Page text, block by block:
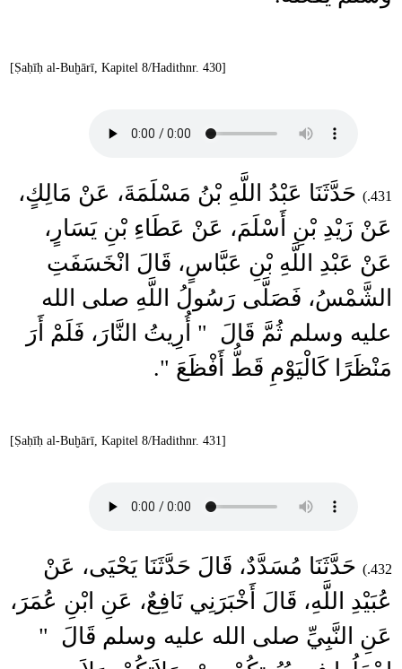
[Ṣaḥīḥ al-Buḫārī, Kapitel 8/Hadithnr. 430]
431.)
حَدَّثَنَا عَبْدُ اللَّهِ بْنُ مَسْلَمَةَ، عَنْ مَالِكٍ،
عَنْ زَيْدِ بْنِ أَسْلَمَ، عَنْ عَطَاءِ بْنِ يَسَارٍ،
عَنْ عَبْدِ اللَّهِ بْنِ عَبَّاسٍ، قَالَ انْخَسَفَتِ
الشَّمْسُ، فَصَلَّى رَسُولُ اللَّهِ صلى الله
عليه وسلم ثُمَّ قَالَ ‏ "‏ أُرِيتُ النَّارَ، فَلَمْ أَرَ
مَنْظَرًا كَالْيَوْمِ قَطُّ أَفْظَعَ ‏"‏‏.‏
[Ṣaḥīḥ al-Buḫārī, Kapitel 8/Hadithnr. 431]
432.)
حَدَّثَنَا مُسَدَّدٌ، قَالَ حَدَّثَنَا يَحْيَى، عَنْ
عُبَيْدِ اللَّهِ، قَالَ أَخْبَرَنِي نَافِعٌ، عَنِ ابْنِ عُمَرَ،
عَنِ النَّبِيِّ صلى الله عليه وسلم قَالَ ‏ "‏